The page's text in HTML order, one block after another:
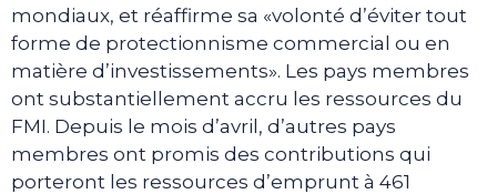
mondiaux, et réaffirme sa «volonté d’éviter tout
forme de protectionnisme commercial ou en
matière d’investissements». Les pays membres
ont substantiellement accru les ressources du
FMI. Depuis le mois d’avril, d’autres pays
membres ont promis des contributions qui
porteront les ressources d’emprunt à 461